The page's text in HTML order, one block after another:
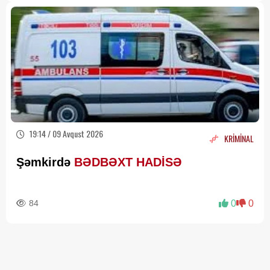
19:14 / 09 Avqust 2026 KRİMİNAL
Şəmkirdə BƏDBƏXT HADİSƏ
84 0 0